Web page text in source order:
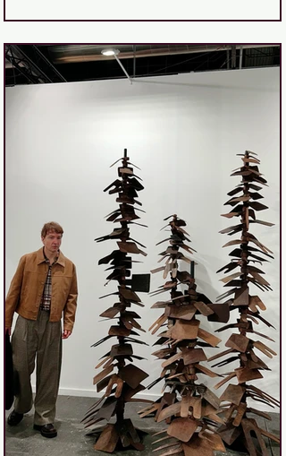
la de David Delfín. La exposición David
Delfín. En tránsito reúne entre diez y
veinte piezas —según el día y el